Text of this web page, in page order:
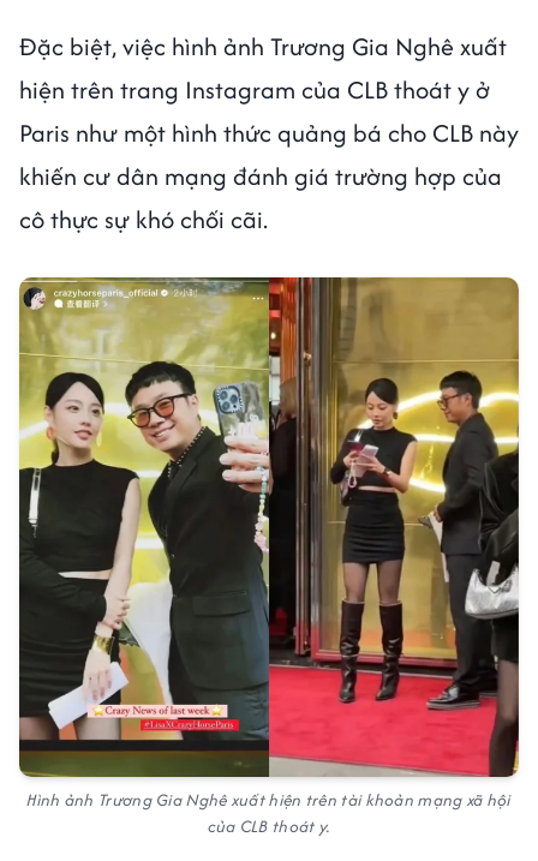
Đặc biệt, việc hình ảnh Trương Gia Nghê xuất
hiện trên trang Instagram của CLB thoát y ở
Paris như một hình thức quảng bá cho CLB này
khiến cư dân mạng đánh giá trường hợp của
cô thực sự khó chối cãi.
Hình ảnh Trương Gia Nghê xuất hiện trên tài khoản mạng xã hội
của CLB thoát y.